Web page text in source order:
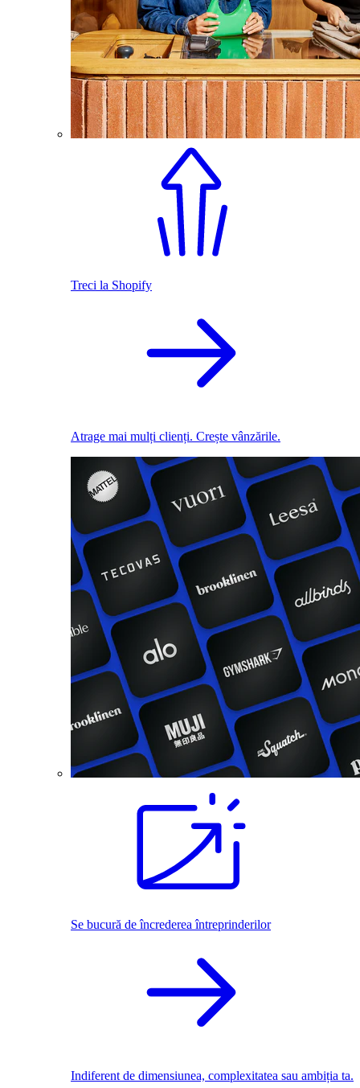
Treci la Shopify
Atrage mai mulți clienți. Crește vânzările.
Se bucură de încrederea întreprinderilor
Indiferent de dimensiunea, complexitatea sau ambiția ta.